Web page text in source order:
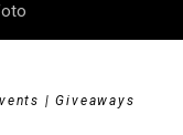
| Giveaways